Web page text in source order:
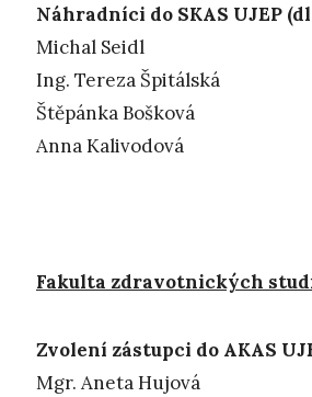
Náhradníci do SKAS UJEP
Michal Seidl
Ing. Tereza Špitálská
Štěpánka Bošková
Anna Kalivodová
Fakulta zdravotnických
Zvolení zástupci do AKAS
Mgr. Aneta